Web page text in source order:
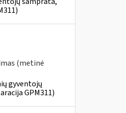
(metinė
gyventojų
GPM311)